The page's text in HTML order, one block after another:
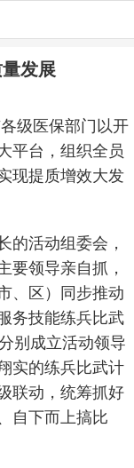
发展
级医保部门以开
平台，组织全员
现提质增效大发
的活动组委会，
要领导亲自抓，
、区）同步推动
务技能练兵比武
别成立活动领导
实的练兵比武计
联动，统筹抓好
自下而上搞比